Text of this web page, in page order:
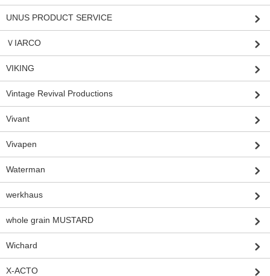
UNUS PRODUCT SERVICE
ＶIARCO
VIKING
Vintage Revival Productions
Vivant
Vivapen
Waterman
werkhaus
whole grain MUSTARD
Wichard
X-ACTO